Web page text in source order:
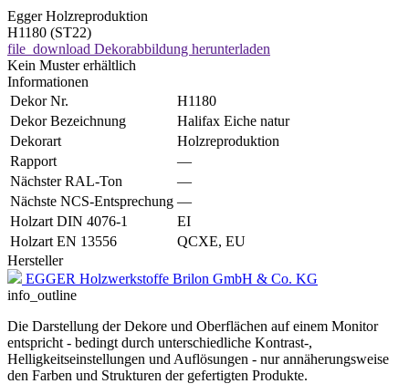
Egger Holzreproduktion
H1180 (ST22)
file_download Dekorabbildung herunterladen
Kein Muster erhältlich
Informationen
Dekor Nr.
H1180
Dekor Bezeichnung
Halifax Eiche natur
Dekorart
Holzreproduktion
Rapport
—
Nächster RAL-Ton
—
Nächste NCS-Entsprechung —
Holzart DIN 4076-1
EI
Holzart EN 13556
QCXE, EU
Hersteller
EGGER Holzwerkstoffe Brilon GmbH & Co. KG
info_outline
Die Darstellung der Dekore und Oberflächen auf einem Monitor
entspricht - bedingt durch unterschiedliche Kontrast-,
Helligkeitseinstellungen und Auflösungen - nur annäherungsweise
den Farben und Strukturen der gefertigten Produkte.